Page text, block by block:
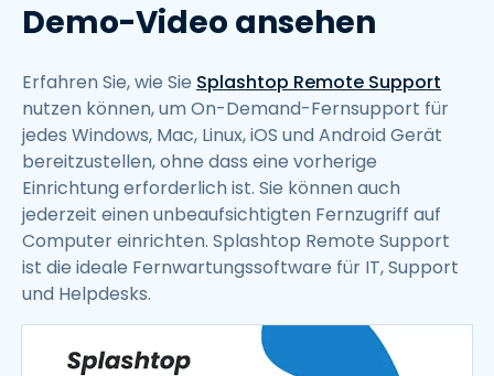
Demo-Video ansehen
Erfahren Sie, wie Sie Splashtop Remote Support
nutzen können, um On-Demand-Fernsupport für
jedes Windows, Mac, Linux, iOS und Android Gerät
bereitzustellen, ohne dass eine vorherige
Einrichtung erforderlich ist. Sie können auch
jederzeit einen unbeaufsichtigten Fernzugriff auf
Computer einrichten. Splashtop Remote Support
ist die ideale Fernwartungssoftware für IT, Support
und Helpdesks.